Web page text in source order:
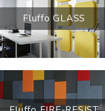
Fluffo GLASS